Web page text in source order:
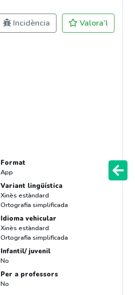
Incidència Valora’l
Format
App
Variant lingüística
Xinès estàndard
Ortografia simplificada
Idioma vehicular
Xinès estàndard
Ortografia simplificada
Infantil/ juvenil
No
Per a professors
No